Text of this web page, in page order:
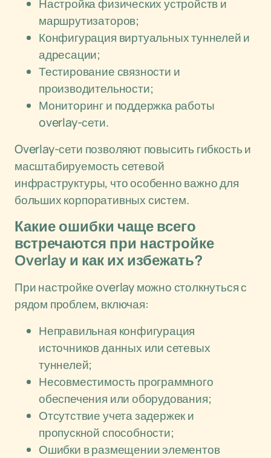
Настройка физических устройств и
маршрутизаторов;
Конфигурация виртуальных туннелей и
адресации;
Тестирование связности и
производительности;
Мониторинг и поддержка работы
overlay-сети.
Overlay-сети позволяют повысить гибкость и
масштабируемость сетевой
инфраструктуры, что особенно важно для
больших корпоративных систем.
Какие ошибки чаще всего
встречаются при настройке
Overlay и как их избежать?
При настройке overlay можно столкнуться с
рядом проблем, включая:
Неправильная конфигурация
источников данных или сетевых
туннелей;
Несовместимость программного
обеспечения или оборудования;
Отсутствие учета задержек и
пропускной способности;
Ошибки в размещении элементов